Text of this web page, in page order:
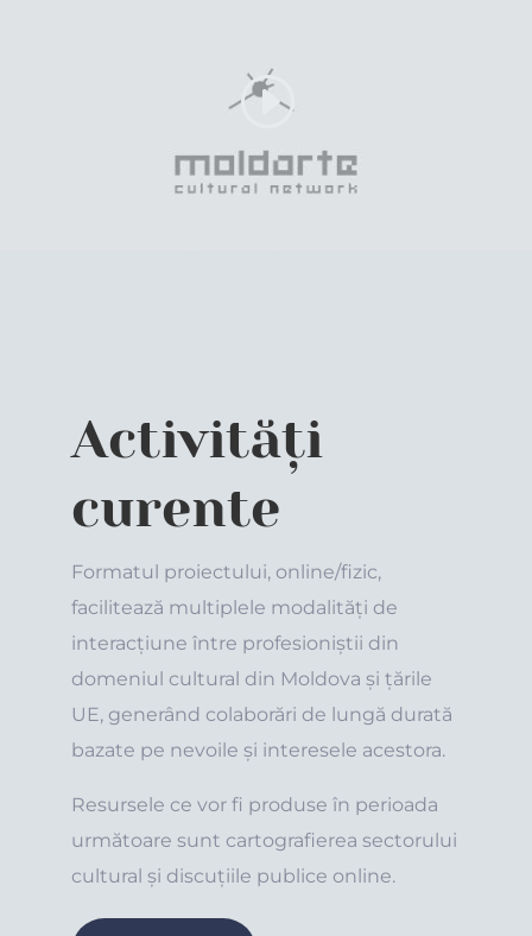
Activități
curente
Formatul proiectului, online/fizic,
facilitează multiplele modalități de
interacțiune între profesioniștii din
domeniul cultural din Moldova și țările
UE, generând colaborări de lungă durată
bazate pe nevoile și interesele acestora.
Resursele ce vor fi produse în perioada
următoare sunt cartografierea sectorului
cultural și discuțiile publice online.